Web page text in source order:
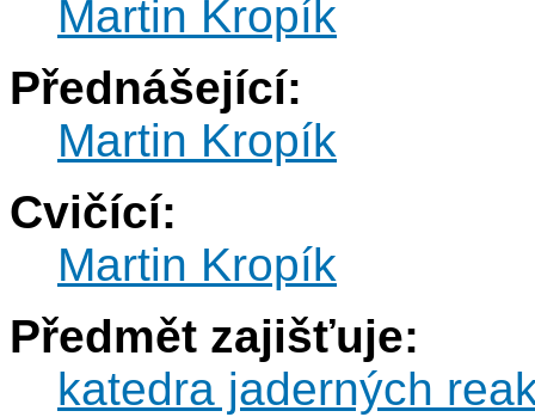
Martin Kropík
Přednášející:
Martin Kropík
Cvičící:
Martin Kropík
Předmět zajišťuje:
katedra jaderných